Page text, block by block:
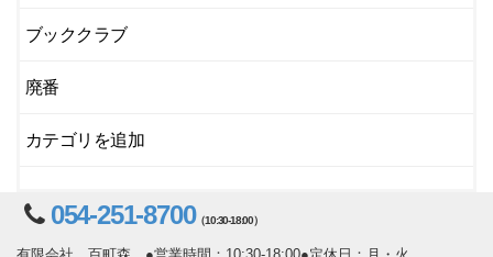
ブッククラブ
廃番
カテゴリを追加
054-251-8700（10:30-18:00）